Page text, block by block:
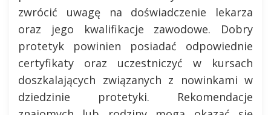
zwrócić uwagę na doświadczenie lekarza
oraz jego kwalifikacje zawodowe. Dobry
protetyk powinien posiadać odpowiednie
certyfikaty oraz uczestniczyć w kursach
doszkalających związanych z nowinkami w
dziedzinie protetyki. Rekomendacje